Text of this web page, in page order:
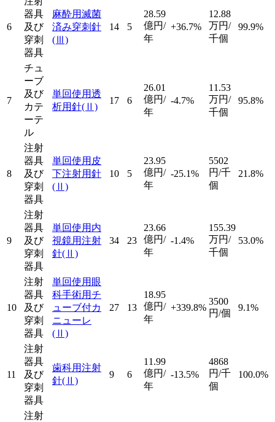
6
器具
及び
穿刺
器具
麻酔用滅菌
済み穿刺針
(Ⅲ)
14 5
28.59
億円/
年
+36.7%
12.88
万円/
千個
99.9%
7
チュ
ーブ
及び
カテ
ーテ
ル
単回使用透
析用針(Ⅱ)
17 6
26.01
億円/
年
-4.7%
11.53
万円/
千個
95.8%
8
注射
器具
及び
穿刺
器具
単回使用皮
下注射用針
(Ⅱ)
10 5
23.95
億円/
年
-25.1%
5502
円/千
個
21.8%
9
注射
器具
及び
穿刺
器具
単回使用内
視鏡用注射
針(Ⅱ)
34 23
23.66
億円/
年
-1.4%
155.39
万円/
千個
53.0%
10
注射
器具
及び
穿刺
器具
単回使用眼
科手術用チ
ューブ付カ
ニューレ
(Ⅱ)
27 13
18.95
億円/
年
+339.8%
3500
円/個
9.1%
11
注射
器具
及び
穿刺
器具
歯科用注射
針(Ⅱ)
9 6
11.99
億円/
年
-13.5%
4868
円/千
個
100.0%
注射